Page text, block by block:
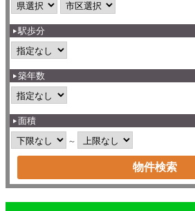
駅歩分
築年数
面積
～